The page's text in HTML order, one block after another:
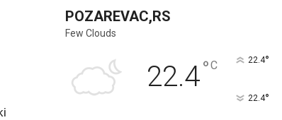
POZAREVAC,RS
Few Clouds
22.4°C 22.4°
22.4°